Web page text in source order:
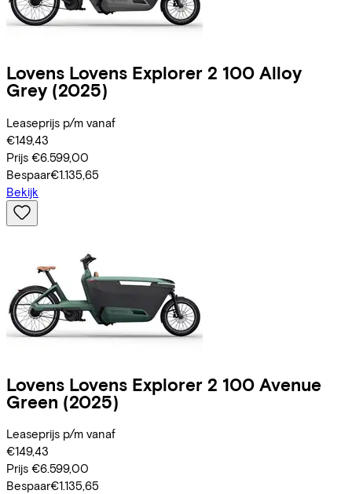
Lovens Lovens Explorer 2 100 Alloy
Grey (2025)
Leaseprijs p/m vanaf
€149,43
Prijs €6.599,00
Bespaar€1.135,65
Bekijk
Lovens Lovens Explorer 2 100 Avenue
Green (2025)
Leaseprijs p/m vanaf
€149,43
Prijs €6.599,00
Bespaar€1.135,65